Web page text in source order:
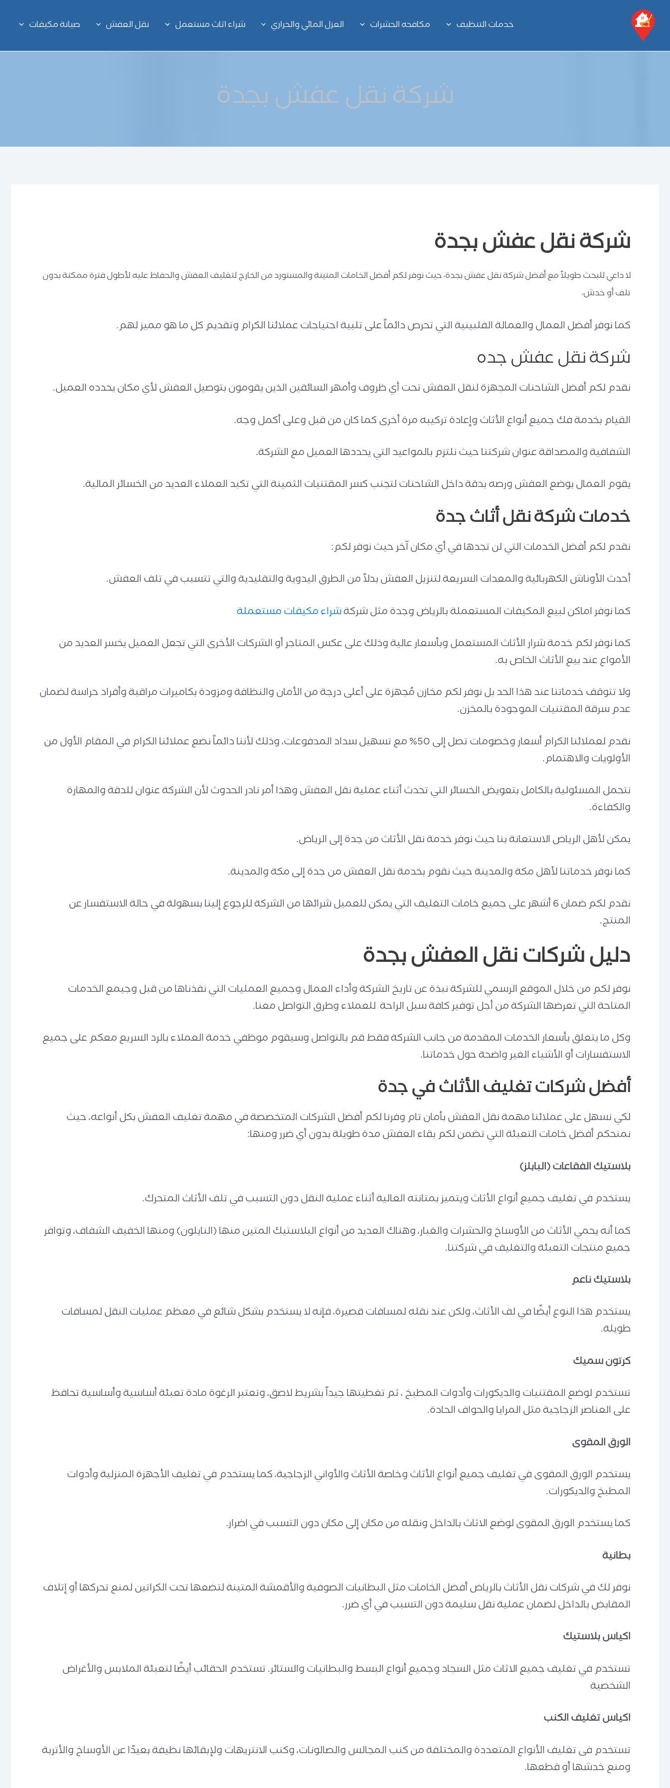
تخطي
المحتوى
خدمات التنظيف مكافحه الحشرات العزل المائي والحراري شراء اثاث مستعمل نقل العفش صيانة مكيفات
شركة نقل عفش بجدة
شركة نقل عفش بجدة
لا داعي للبحث طويلاً مع أفضل شركة نقل عفش بجدة، حيث نوفر لكم أفضل الخامات المتينة والمستورد من الخارج لتغليف العفش والحفاظ عليه لأطول فترة ممكنة بدون
تلف أو خدش،
كما نوفر أفضل العمال والعمالة الفلبينية التي تحرص دائماً على تلبية احتياجات عملائنا الكرام وتقديم كل ما هو مميز لهم.
شركة نقل عفش جده
نقدم لكم أفضل الشاحنات المجهزة لنقل العفش تحت أي ظروف وأمهر السائقين الذين يقومون بتوصيل العفش لأي مكان يحدده العميل.
القيام بخدمة فك جميع أنواع الأثاث وإعادة تركيبه مرة أخرى كما كان من قبل وعلى أكمل وجه.
الشفافية والمصداقة عنوان شركتنا حيث نلتزم بالمواعيد التي يحددها العميل مع الشركة.
يقوم العمال بوضع العفش ورصه بدقة داخل الشاحنات لتجنب كسر المقتنيات الثمينة التي تكبد العملاء العديد من الخسائر المالية.
خدمات شركة نقل أثاث جدة
نقدم لكم أفضل الخدمات التي لن تجدها في أي مكان آخر حيث نوفر لكم:
أحدث الأوناش الكهربائية والمعدات السريعة لتنزيل العفش بدلاً من الطرق اليدوية والتقليدية والتي تتسبب في تلف العفش.
كما نوفر اماكن لبيع المكيفات المستعملة بالرياض وجدة مثل شركةشراء مكيفات مستعملة
كما نوفر لكم خدمة شرار الأثاث المستعمل وبأسعار عالية وذلك على عكس المتاجر أو الشركات الأخرى التي تجعل العميل يخسر العديد من
الأمواع عند بيع الأثاث الخاص به.
ولا تتوقف خدماتنا عند هذا الحد بل نوفر لكم مخازن مُجهزة على أعلى درجة من الأمان والنظافة ومزودة بكاميرات مراقبة وأفراد حراسة لضمان
عدم سرقة المقتنيات الموجودة بالمخزن.
نقدم لعملائنا الكرام أسعار وخصومات تصل إلى 50% مع تسهيل سداد المدفوعات، وذلك لأننا دائماً نضع عملائنا الكرام في المقام الأول من
الأولويات والاهتمام.
نتحمل المسئولية بالكامل بتعويض الخسائر التي تحدث أثناء عملية نقل العفش وهذا أمر نادر الحدوث لأن الشركة عنوان للدقة والمهارة
والكفاءة.
يمكن لأهل الرياض الاستعانة بنا حيث نوفر خدمة نقل الأثاث من جدة إلى الرياض.
كما نوفر خدماتنا لأهل مكة والمدينة حيث نقوم بخدمة نقل العفش من جدة إلى مكة والمدينة.
نقدم لكم ضمان 6 أشهر على جميع خامات التغليف التي يمكن للعميل شرائها من الشركة للرجوع إلينا بسهولة في حالة الاستفسار عن
المنتج.
دليل شركات نقل العفش بجدة
نوفر لكم من خلال الموقع الرسمي للشركة نبذة عن تاريخ الشركة وأداء العمال وجميع العمليات التي نفذناها من قبل وجيمع الخدمات
المتاحة التي تعرضها الشركة من أجل توفير كافة سبل الراحة للعملاء وطرق التواصل معنا.
وكل ما يتعلق بأسعار الخدمات المقدمة من جانب الشركة فقط قم بالتواصل وسيقوم موظفي خدمة العملاء بالرد السريع معكم على جميع
الاستفسارات أو الأشياء الغير واضحة حول خدماتنا.
أفضل شركات تغليف الأثاث في جدة
لكي نسهل على عملائنا مهمة نقل العفش بأمان تام وفرنا لكم أفضل الشركات المتخصصة في مهمة تغليف العفش بكل أنواعه، حيث
نمنحكم أفضل خامات التعبئة التي تضمن لكم بقاء العفش مدة طويلة بدون أي ضرر ومنها:
بلاستيك الفقاعات(البابلز)
يستخدم في تغليف جميع أنواع الأثاث ويتميز بمتانته العالية أثناء عملية النقل دون التسبب في تلف الأثاث المتحرك.
كما أنه يحمي الأثاث من الأوساخ والحشرات والغبار، وهناك العديد من أنواع البلاستيك المتين منها (النايلون) ومنها الخفيف الشفاف، وتوافر
جميع منتجات التعبئة والتغليف في شركتنا.
بلاستيك ناعم
يستخدم هذا النوع أيضًا في لف الأثاث، ولكن عند نقله لمسافات قصيرة، فإنه لا يستخدم بشكل شائع في معظم عمليات النقل لمسافات
طويلة.
كرتون سميك
تستخدم لوضع المقتنيات والديكورات وأدوات المطبخ ، ثم تغطيتها جيداً بشريط لاصق، وتعتبر الرغوة مادة تعبئة أساسية وأساسية تحافظ
على العناصر الزجاجية مثل المرايا والحواف الحادة.
الورق المقوى
يستخدم الورق المقوى في تغليف جميع أنواع الأثاث وخاصة الأثاث والأواني الزجاجية، كما يستخدم في تغليف الأجهزة المنزلية وأدوات
المطبخ والديكورات.
كما يستخدم الورق المقوى لوضع الاثاث بالداخل ونقله من مكان إلى مكان دون التسبب في اضرار.
بطانية
نوفر لك في شركات نقل الأثاث بالرياض أفضل الخامات مثل البطانيات الصوفية والأقمشة المتينة لتضعها تحت الكراتين لمنع تحركها أو إتلاف
المقابض بالداخل لضمان عملية نقل سليمة دون التسبب في أي ضرر.
اكياس بلاستيك
تستخدم في تغليف جميع الاثاث مثل السجاد وجميع أنواع البسط والبطانيات والستائر. تستخدم الحقائب أيضًا لتعبئة الملابس والأغراض
الشخصية
اكياس تغليف الكنب
تستخدم فى تغليف الأنواع المتعددة والمختلفة من كنب المجالس والصالونات، وكنب الانتريهات ولإبقائها نظيفة بعيدًا عن الأوساخ والأتربة
ومنع خدشها أو قطعها.